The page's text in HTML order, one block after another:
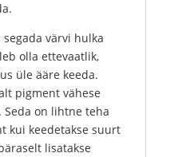
värvi hulka
olla ettevaatlik,
üle ääre keeda.
pigment vähese
Seda on lihtne teha
kui keedetakse suurt
lisatakse